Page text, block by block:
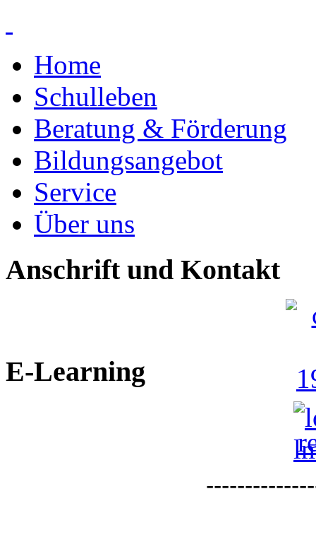
Home
Schulleben
Beratung & Förderung
Bildungsangebot
Service
Über uns
Anschrift und Kontakt
E-Learning